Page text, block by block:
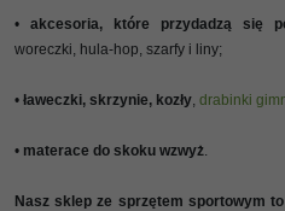
• akcesoria, które przydadzą się
woreczki, hula-hop, szarfy i liny;
• ławeczki, skrzynie, kozły, drabinki
• materace do skoku wzwyż.
Nasz sklep ze sprzętem sportowym